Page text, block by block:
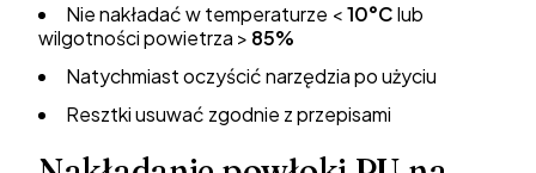
Nie nakładać w temperaturze <10°Club
wilgotności powietrza > 85%
Natychmiast oczyścić narzędzia po użyciu
Resztki usuwać zgodnie z przepisami